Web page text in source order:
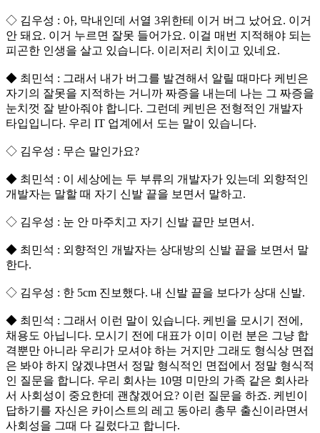
◇ 김우성 : 아, 막내인데 서열 3위한테 이거 버그 났어요. 이거
안 돼요. 이거 누르면 잘못 들어가요. 이걸 매번 지적해야 되는
피곤한 인생을 살고 있습니다. 이리저리 치이고 있네요.
◆ 최민석 : 그래서 내가 버그를 발견해서 알릴 때마다 케빈은
자기의 잘못을 지적하는 거니까 짜증을 내는데 나는 그 짜증을
눈치껏 잘 받아줘야 합니다. 그런데 케빈은 전형적인 개발자
타입입니다. 우리 IT 업계에서 도는 말이 있습니다.
◇ 김우성 : 무슨 말인가요?
◆ 최민석 : 이 세상에는 두 부류의 개발자가 있는데 외향적인
개발자는 말할 때 자기 신발 끝을 보면서 말하고.
◇ 김우성 : 눈 안 마주치고 자기 신발 끝만 보면서.
◆ 최민석 : 외향적인 개발자는 상대방의 신발 끝을 보면서 말
한다.
◇ 김우성 : 한 5cm 진보했다. 내 신발 끝을 보다가 상대 신발.
◆ 최민석 : 그래서 이런 말이 있습니다. 케빈을 모시기 전에,
채용도 아닙니다. 모시기 전에 대표가 이미 이런 분은 그냥 합
격뿐만 아니라 우리가 모셔야 하는 거지만 그래도 형식상 면접
은 봐야 하지 않겠냐면서 정말 형식적인 면접에서 정말 형식적
인 질문을 합니다. 우리 회사는 10명 미만의 가족 같은 회사라
서 사회성이 중요한데 괜찮겠어요? 이런 질문을 하죠. 케빈이
답하기를 자신은 카이스트의 레고 동아리 총무 출신이라면서
사회성을 그때 다 길렀다고 합니다.